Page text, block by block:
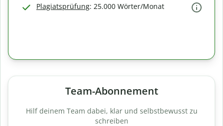
Plagiatsprüfung: 25.000 Wörter/Monat
Team-Abonnement
Hilf deinem Team dabei, klar und selbstbewusst zu
schreiben